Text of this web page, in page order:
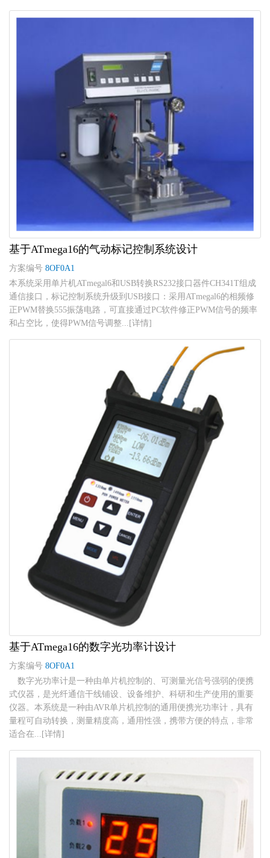
基于ATmega16的气动标记控制系统设计
方案编号 8OF0A1
本系统采用单片机ATmegal6和USB转换RS232接口器件CH341T组成
通信接口，标记控制系统升级到USB接口：采用ATmegal6的相频修
正PWM替换555振荡电路，可直接通过PC软件修正PWM信号的频率
和占空比，使得PWM信号调整...[详情]
基于ATmega16的数字光功率计设计
方案编号 8OF0A1
数字光功率计是一种由单片机控制的、可测量光信号强弱的便携
式仪器，是光纤通信干线铺设、设备维护、科研和生产使用的重要
仪器。本系统是一种由AVR单片机控制的通用便携光功率计，具有
量程可自动转换，测量精度高，通用性强，携带方便的特点，非常
适合在...[详情]